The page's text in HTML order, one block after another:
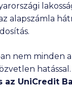
alapszámla
nem minden
az UniCredit